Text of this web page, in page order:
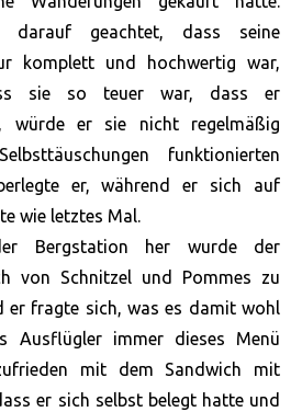
darauf geachtet, dass seine
komplett und hochwertig war,
sie so teuer war, dass er
würde er sie nicht regelmäßig
funktionierten
er, während er sich auf
wie letztes Mal.
Bergstation her wurde der
von Schnitzel und Pommes zu
er fragte sich, was es damit wohl
Ausflügler immer dieses Menü
mit dem Sandwich mit
er sich selbst belegt hatte und